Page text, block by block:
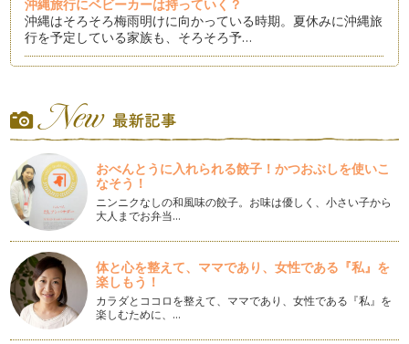
沖縄旅行にベビーカーは持っていく？
沖縄はそろそろ梅雨明けに向かっている時期。夏休みに沖縄旅
行を予定している家族も、そろそろ予…
沖縄に行ったらはずせないのがエメラルドグリーンが美しく、
砂浜も真っ白サラサラなビーチでの海…
沖縄旅行するならハイシーズン以外がおすすめってナゼ？
南国沖縄は夏を感じる時期がとっても長くて、4月には海開き
がされるほど。すでに今年も沖縄の各…
旅行前に知っておきたい、沖縄の海事情
沖縄旅行といえば海！ 真冬はさすがに海遊びはしませんが、
見る分には冬だって十分。年間を通し…
今注目の手仕事みやげはこれだ！in沖縄
沖縄旅行のおみやげといえば、紅芋タルトにちんすこう。空港
やみやげ店にならんでいるような定番…
おべんとうに入れられる餃子！かつおぶしを使いこ
なそう！
ニンニクなしの和風味の餃子。お味は優しく、小さい子から
大人までお弁当…
体と心を整えて、ママであり、女性である『私』を
楽しもう！
カラダとココロを整えて、ママであり、女性である『私』を
楽しむために、…